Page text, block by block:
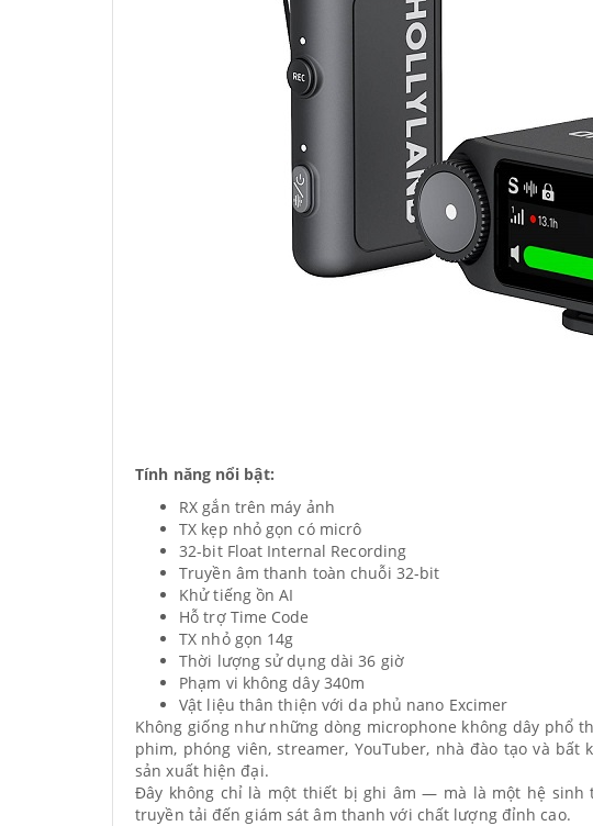
Tính năng nổi bật:
RX gắn trên máy ảnh
TX kẹp nhỏ gọn có micrô
32-bit Float Internal Recording
Truyền âm thanh toàn chuỗi 32-bit
Khử tiếng ồn AI
Hỗ trợ Time Code
TX nhỏ gọn 14g
Thời lượng sử dụng dài 36 giờ
Phạm vi không dây 340m
Vật liệu thân thiện với da phủ nano Excimer
Không giống như những dòng microphone không dây phổ
phim, phóng viên, streamer, YouTuber, nhà đào tạo và
sản xuất hiện đại.
Đây không chỉ là một thiết bị ghi âm — mà là một hệ
truyền tải đến giám sát âm thanh với chất lượng đỉnh cao.